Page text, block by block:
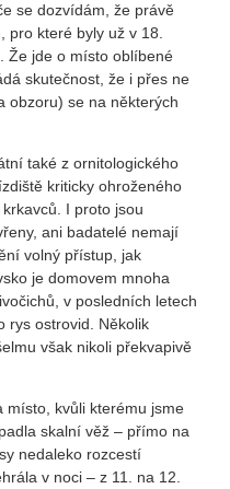
se dozvídám, že právě
pro které byly už v 18.
Že jde o místo oblíbené
skutečnost, že i přes ne
obzoru) se na některých
také z ornitologického
kriticky ohroženého
I proto jsou
ani badatelé nemají
volný přístup, jak
je domovem mnoha
v posledních letech
rys ostrovid. Několik
však nikoli překvapivě
místo, kvůli kterému jsme
skalní věž – přímo na
nedaleko rozcestí
v noci – z 11. na 12.